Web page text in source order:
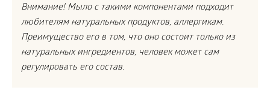
Внимание! Мыло с такими компонентами подходит
любителям натуральных продуктов, аллергикам.
Преимущество его в том, что оно состоит только из
натуральных ингредиентов, человек может сам
регулировать его состав.